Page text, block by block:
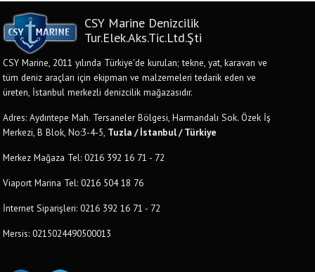
CSY Marine Denizcilik
Tur.Elek.Aks.Tic.Ltd.Şti
CSY Marine, 2011 yılında Türkiye'de kurulan; tekne, yat, karavan ve
tüm deniz araçları için ekipman ve malzemeleri tedarik eden ve
üreten, İstanbul merkezli denizcilik mağazasıdır.
Adres: Aydıntepe Mah. Tersaneler Bölgesi, Harmandalı Sok. Özek İş
Merkezi, B Blok, No:3-4-5, Tuzla / İstanbul / Türkiye
Merkez Mağaza Tel: 0216 392 16 71 - 72
Viaport Marina Tel: 0216 504 18 76
İnternet Siparişleri: 0216 392 16 71 - 72
Mersis: 0215024490500013